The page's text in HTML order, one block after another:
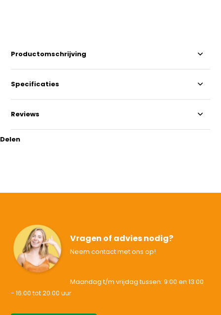
Productomschrijving
Specificaties
Reviews
Delen
Vragen of advies nodig?
Neem contact met ons op!
Maandag t/m vrijdag tussen: 9:00 en 13:00
- 16:00 tot 20.00 uur